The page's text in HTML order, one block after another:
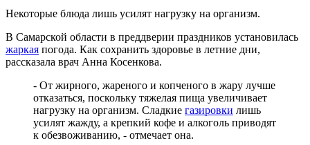
В Самарской области прошло первое заседание Экспертного
06.08.2026 | 18:26
Тольяттинцев 6 августа приглашают посмотреть кино под
звездами
16-летний подросток восстанавливается в больнице после
налета БПЛА
06.08.2026 | 17:46
На судоремонтном заводе Самары заложили кили двух новых
пассажирских судов
Некоторые блюда лишь усилят нагрузку на организм.
В Самарской области в преддверии праздников установилась
жаркая погода. Как сохранить здоровье в летние дни,
рассказала врач Анна Косенкова.
- От жирного, жареного и копченого в жару лучше
отказаться, поскольку тяжелая пища увеличивает
нагрузку на организм. Сладкие газировки лишь
усилят жажду, а крепкий кофе и алкоголь приводят
к обезвоживанию, - отмечает она.